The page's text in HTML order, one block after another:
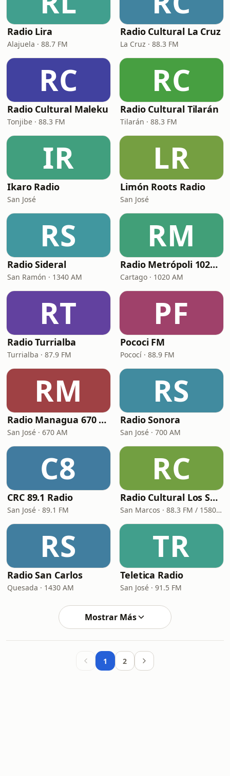
Radio Lira
Alajuela · 88.7 FM
Radio Cultural La Cruz
La Cruz · 88.3 FM
RC
Radio Cultural Maleku
Tonjibe · 88.3 FM
RC
Radio Cultural Tilarán
Tilarán · 88.3 FM
IR
Ikaro Radio
San José
LR
Limón Roots Radio
San José
RS
Radio Sideral
San Ramón · 1340 AM
RM
Radio Metrópoli 1020 AM
Cartago · 1020 AM
RT
Radio Turrialba
Turrialba · 87.9 FM
PF
Pococi FM
Pococí · 88.9 FM
RM
Radio Managua 670 AM
San José · 670 AM
RS
Radio Sonora
San José · 700 AM
C8
CRC 89.1 Radio
San José · 89.1 FM
RC
Radio Cultural Los Santos
San Marcos · 88.3 FM / 1580 AM
RS
Radio San Carlos
Quesada · 1430 AM
TR
Teletica Radio
San José · 91.5 FM
Mostrar Más
1 2